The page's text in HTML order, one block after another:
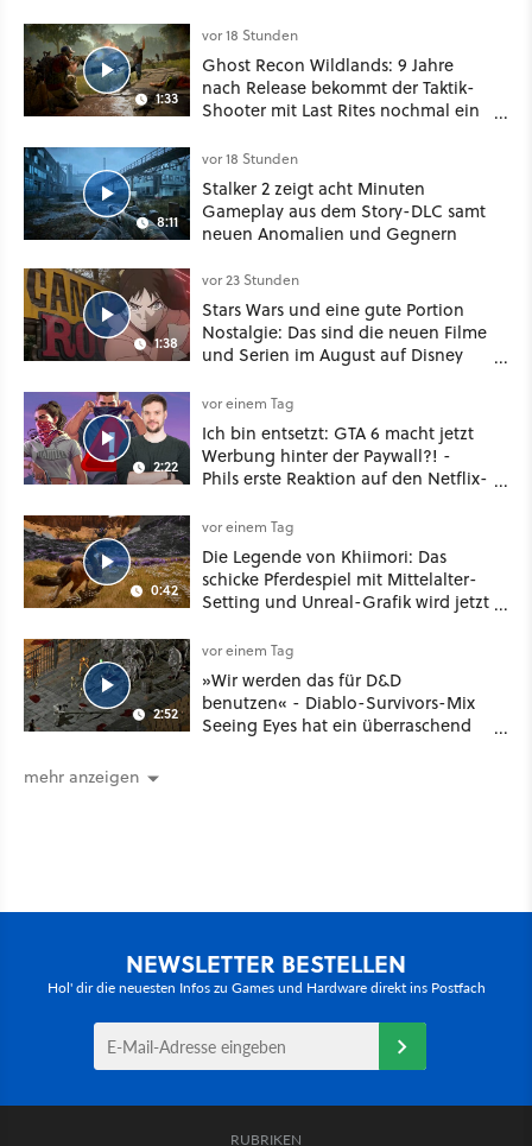
oder Diplomatie
1:33
vor 18 Stunden
Ghost Recon Wildlands: 9 Jahre
nach Release bekommt der Taktik-
Shooter mit Last Rites nochmal ein
8:11
vor 18 Stunden
Stalker 2 zeigt acht Minuten
Gameplay aus dem Story-DLC samt
neuen Anomalien und Gegnern
1:38
vor 23 Stunden
Stars Wars und eine gute Portion
Nostalgie: Das sind die neuen Filme
und Serien im August auf Disney
2:22
vor einem Tag
Ich bin entsetzt: GTA 6 macht jetzt
Werbung hinter der Paywall?! -
Phils erste Reaktion auf den Netflix-
0:42
vor einem Tag
Die Legende von Khiimori: Das
schicke Pferdespiel mit Mittelalter-
Setting und Unreal-Grafik wird jetzt
2:52
vor einem Tag
»Wir werden das für D&D
benutzen« - Diablo-Survivors-Mix
Seeing Eyes hat ein überraschend
mehr anzeigen
NEWSLETTER BESTELLEN
Hol' dir die neuesten Infos zu Games und Hardware direkt ins Postfach
RUBRIKEN